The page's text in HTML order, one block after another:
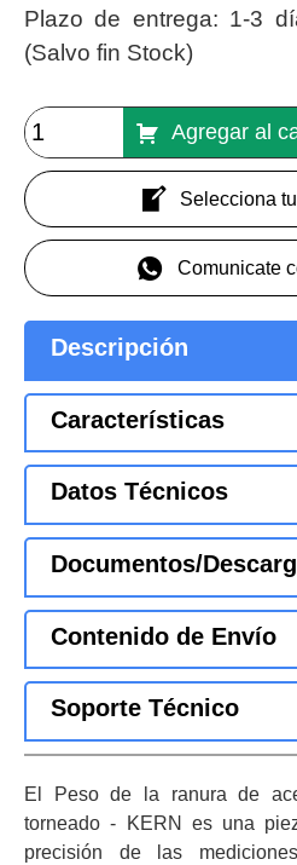
Plazo de entrega: 1-3
(Salvo fin Stock)
Agregar al
Selecciona
Comunicate
Descripción
Características
Datos Técnicos
Documentos/
Contenido de Envío
Soporte Técnico
El Peso de la ranura de
torneado - KERN es una
precisión de las